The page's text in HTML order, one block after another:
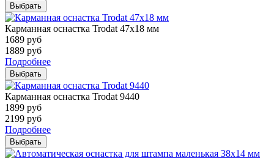
Выбрать
Карманная оснастка Trodat 47х18 мм
1689 руб
1889 руб
Подробнее
Выбрать
Карманная оснастка Trodat 9440
1899 руб
2199 руб
Подробнее
Выбрать